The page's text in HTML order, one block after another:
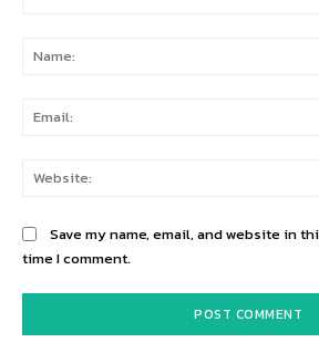
Save my name, email, and website in
time I comment.